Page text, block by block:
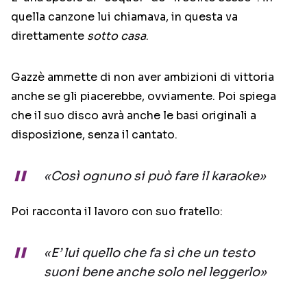
quella canzone lui chiamava, in questa va
direttamente sotto casa.
Gazzè ammette di non aver ambizioni di vittoria
anche se gli piacerebbe, ovviamente. Poi spiega
che il suo disco avrà anche le basi originali a
disposizione, senza il cantato.
«Così ognuno si può fare il karaoke»
Poi racconta il lavoro con suo fratello:
«E’ lui quello che fa sì che un testo
suoni bene anche solo nel leggerlo»